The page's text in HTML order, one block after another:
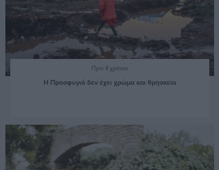
Πριν 4 χρόνια
Η Προσφυγιά δεν έχει χρώμα και θρησκεία